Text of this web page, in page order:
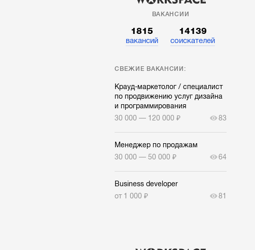
ВАКАНСИИ
1815
вакансий
14139
соискателей
СВЕЖИЕ ВАКАНСИИ:
Крауд-маркетолог / специалист
по продвижению услуг дизайна
и программирования
30 000 — 120 000 ₽
83
Менеджер по продажам
30 000 — 50 000 ₽
64
Business developer
от 1 000 ₽
81